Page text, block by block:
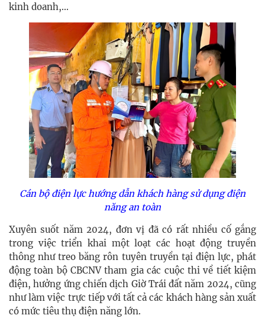
kinh doanh,...
Cán bộ điện lực hướng dẫn khách hàng sử dụng điện
năng an toàn
Xuyên suốt năm 2024, đơn vị đã có rất nhiều cố gắng
trong việc triển khai một loạt các hoạt động truyền
thông như treo băng rôn tuyên truyền tại điện lực, phát
động toàn bộ CBCNV tham gia các cuộc thi về tiết kiệm
điện, hưởng ứng chiến dịch Giờ Trái đất năm 2024, cũng
như làm việc trực tiếp với tất cả các khách hàng sản xuất
có mức tiêu thụ điện năng lớn.